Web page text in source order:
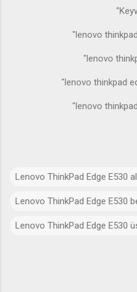
"lenovo
"lenovo
"lenovo thinkpad
"lenovo
Lenovo ThinkPad Edge E530
Lenovo ThinkPad Edge E530
Lenovo ThinkPad Edge E530